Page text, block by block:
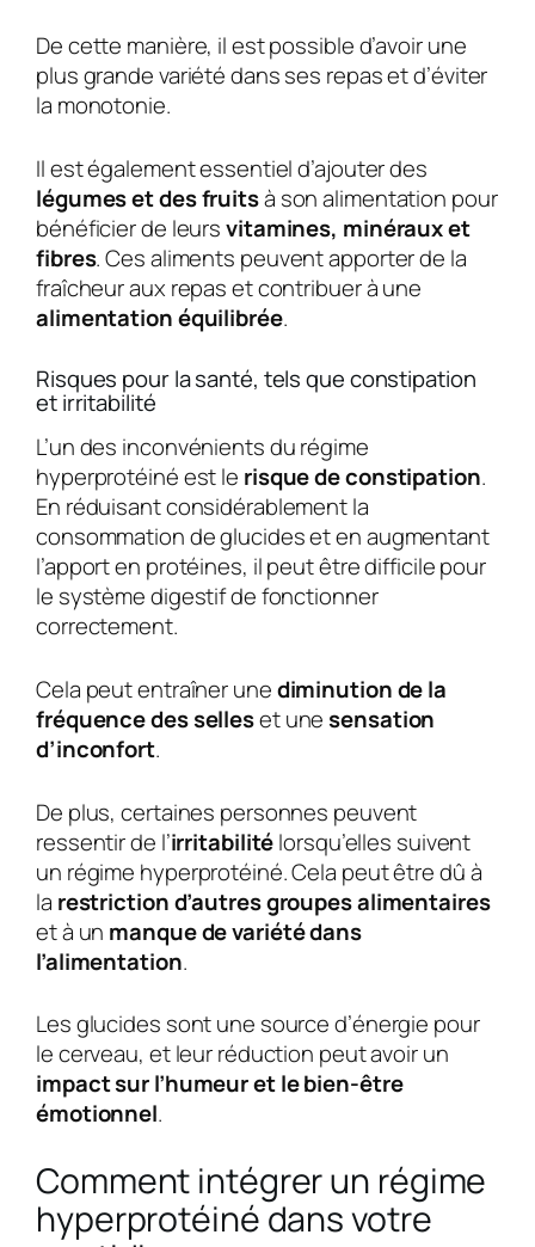
De cette manière, il est possible d’avoir une
plus grande variété dans ses repas et d’éviter
la monotonie.
Il est également essentiel d’ajouter des
légumes et des fruitsà son alimentation pour
bénéficier de leursvitamines, minéraux et
fibres. Ces aliments peuvent apporter de la
fraîcheur aux repas et contribuer à une
alimentation équilibrée.
Risques pour la santé, tels que constipation
et irritabilité
L’un des inconvénients du régime
hyperprotéiné est le risque de constipation.
En réduisant considérablement la
consommation de glucides et en augmentant
l’apport en protéines, il peut être difficile pour
le système digestif de fonctionner
correctement.
Cela peut entraîner unediminution de la
fréquence des selleset unesensation
d’inconfort.
De plus, certaines personnes peuvent
ressentir de l’irritabilitélorsqu’elles suivent
un régime hyperprotéiné. Cela peut être dû à
la restriction d’autres groupes alimentaires
et à un manque de variété dans
l’alimentation.
Les glucides sont une source d’énergie pour
le cerveau, et leur réduction peut avoir un
impact sur l’humeur et le bien-être
émotionnel.
Comment intégrer un régime
hyperprotéiné dans votre